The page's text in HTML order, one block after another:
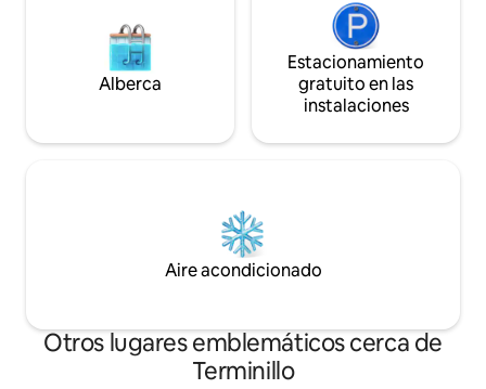
Alberca
Estacionamiento
gratuito en las
instalaciones
Aire acondicionado
Otros lugares emblemáticos cerca de
Terminillo